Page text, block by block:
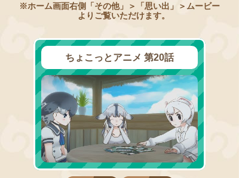
※ホーム画面右側「その他」＞「思い出」＞ムービー
よりご覧いただけます。
ちょこっとアニメ 第20話